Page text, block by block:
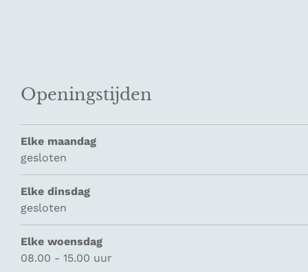
Openingstijden
Elke maandag
gesloten
Elke dinsdag
gesloten
Elke woensdag
08.00 - 15.00 uur